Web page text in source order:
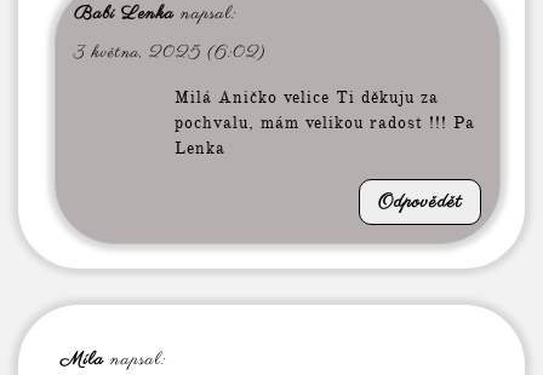
Babi Lenka napsal:
3 května, 2025 (6:02)
Milá Aničko velice Ti děkuju za
pochvalu, mám velikou radost !!! Pa
Lenka
Odpovědět
Míla napsal: